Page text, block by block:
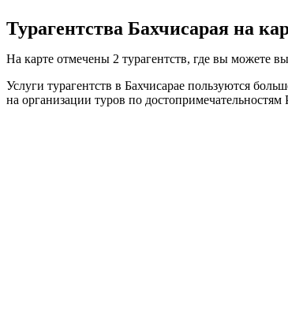
Турагентства Бахчисарая на
На карте отмечены 2 турагентств, где вы можете
Услуги турагентств в Бахчисарае пользуются
на организации туров по